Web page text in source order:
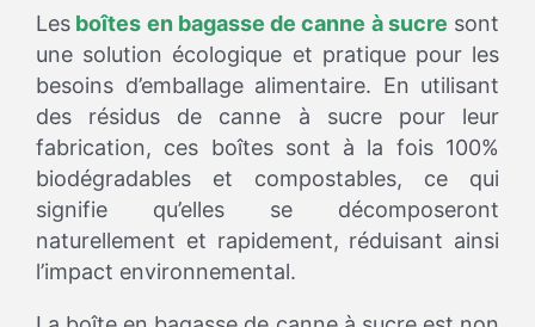
Les boîtes en bagasse de canne à sucre sont
une solution écologique et pratique pour les
besoins d’emballage alimentaire. En utilisant
des résidus de canne à sucre pour leur
fabrication, ces boîtes sont à la fois 100%
biodégradables et compostables, ce qui
signifie qu’elles se décomposeront
naturellement et rapidement, réduisant ainsi
l’impact environnemental.